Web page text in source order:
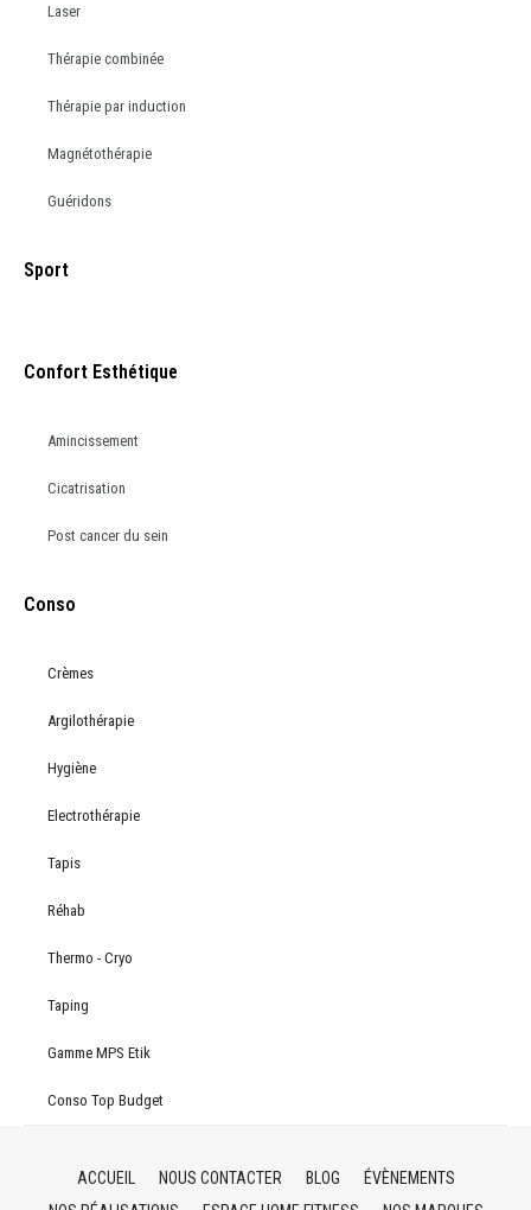
Laser
Thérapie combinée
Thérapie par induction
Magnétothérapie
Guéridons
Sport
Confort Esthétique
Amincissement
Cicatrisation
Post cancer du sein
Conso
Crèmes
Argilothérapie
Hygiène
Electrothérapie
Tapis
Réhab
Thermo - Cryo
Taping
Gamme MPS Etik
Conso Top Budget
ACCUEIL NOUS CONTACTER BLOG
ÉVÈNEMENTS